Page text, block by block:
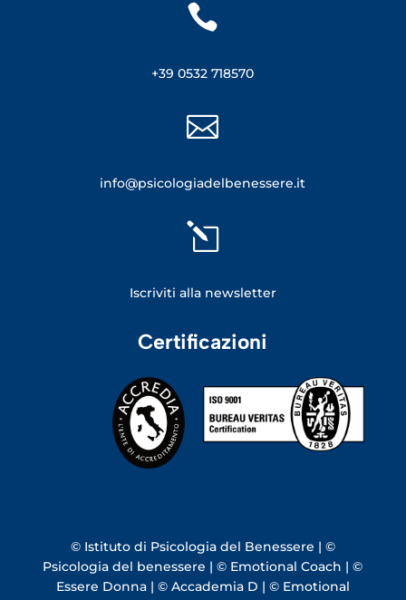

+39 0532 718570

info@psicologiadelbenessere.it
l
Iscriviti alla newsletter
Certificazioni
© Istituto di Psicologia del Benessere | ©
Psicologia del benessere | © Emotional Coach | ©
Essere Donna | © Accademia D | © Emotional